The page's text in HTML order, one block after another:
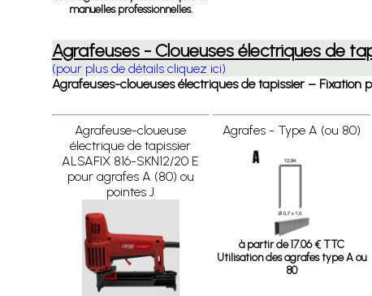
manuelles professionnelles.
Agrafeuses - Cloueuses électriques de
(pour plus de détails cliquez ici)
Agrafeuses-cloueuses électriques de tapissier –
Agrafeuse-cloueuse
électrique de tapissier
ALSAFIX 816-SKN12/20 E
pour agrafes A (80) ou
pointes J
Agrafes - Type A (ou 80)
à partir de 17.06 € TTC
Utilisation des agrafes type A ou
80